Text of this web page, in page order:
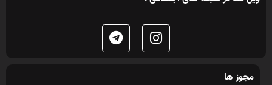
مجوز ها